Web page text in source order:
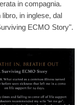
in compagnia.
libro, in inglese, dal
ECMO Story".